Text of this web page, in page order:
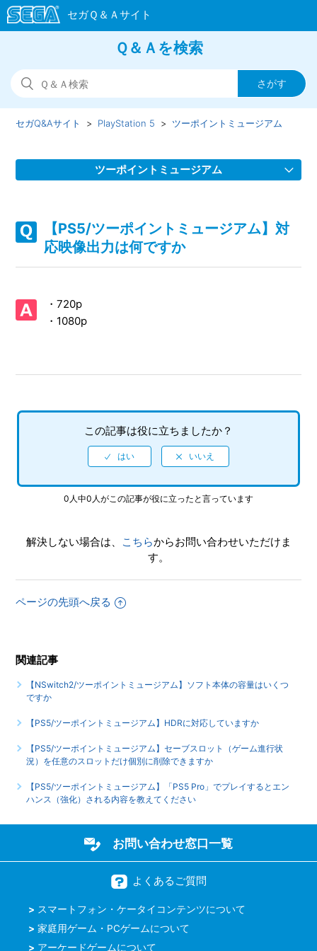
Ｑ＆Ａを検索
セガQ&Aサイト PlayStation 5 ツーポイントミュージアム
ツーポイントミュージアム
はどこですか
【PS5/ツーポイントミュージアム】パッケージ版にエクスプ
【PS5/ツーポイントミュージアム】パッケージ版に紙の説明
書が入っていない
【PS5/ツーポイントミュージアム】シェア機能に対応してい
ますか（制限されている機能はありますか）
【PS5/ツーポイントミュージアム】難易度設定はありますか
【PS5/ツーポイントミュージアム】フルボイスですか
もっと見る
【PS5/ツーポイントミュージアム】対
応映像出力は何ですか
・720p
・1080p
この記事は役に立ちましたか？
0人中0人がこの記事が役に立ったと言っています
解決しない場合は、 こちらからお問い合わせいただけま
す。
ページの先頭へ戻る
関連記事
【NSwitch2/ツーポイントミュージアム】ソフト本体の容量はいくつ
ですか
【PS5/ツーポイントミュージアム】HDRに対応していますか
【PS5/ツーポイントミュージアム】セーブスロット（ゲーム進行状
況）を任意のスロットだけ個別に削除できますか
【PS5/ツーポイントミュージアム】「PS5 Pro」でプレイするとエン
ハンス（強化）される内容を教えてください
お問い合わせ窓口一覧
よくあるご質問
スマートフォン・ケータイコンテンツについて
家庭用ゲーム・PCゲームについて
アーケードゲームについて